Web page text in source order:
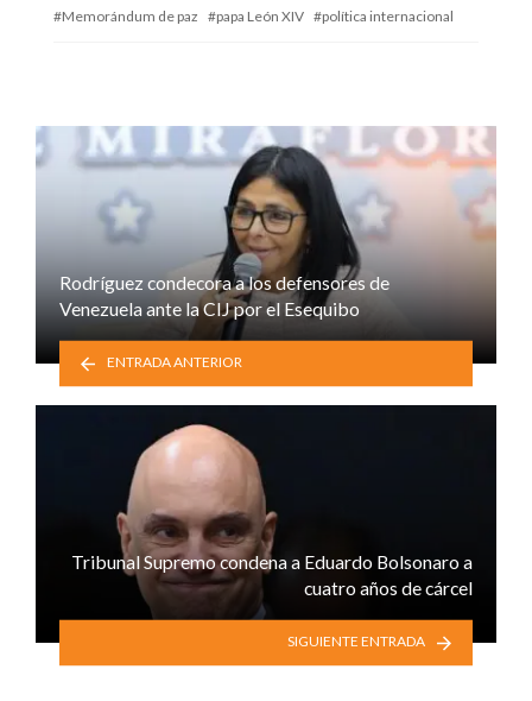
Memorándum de paz
papa León XIV política internacional
Rodríguez condecora a los defensores de
Venezuela ante la CIJ por el Esequibo
ENTRADA ANTERIOR
Tribunal Supremo condena a Eduardo Bolsonaro a
cuatro años de cárcel
SIGUIENTE ENTRADA